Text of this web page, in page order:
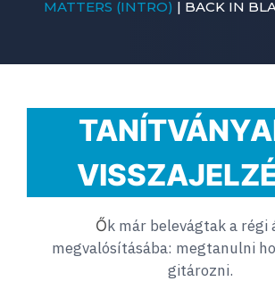
MATTERS (INTRO) | BACK IN
Ők már belevágtak a régi
megvalósításába: megtanulni
gitározni.